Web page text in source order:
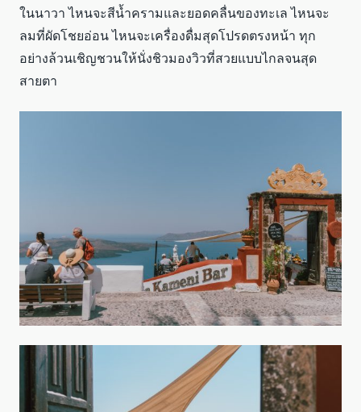
ในนาวา ไหนจะสีน้ำครามและยอดคลื่นของทะเล ไหนจะ
ลมที่ผัดโชยอ่อน ไหนจะเครื่องดื่มสุดโปรดตรงหน้า ทุก
อย่างล้วนเชิญชวนให้นั่งชิวมองวิวที่สวยแบบไกลจนสุด
สายตา